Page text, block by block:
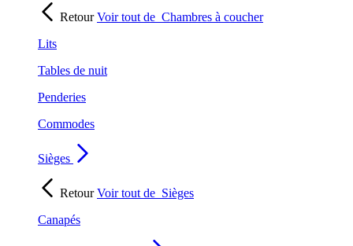
RetourVoir tout de Chambres à coucher
Lits
Tables de nuit
Penderies
Commodes
Sièges
RetourVoir tout de Sièges
Canapés